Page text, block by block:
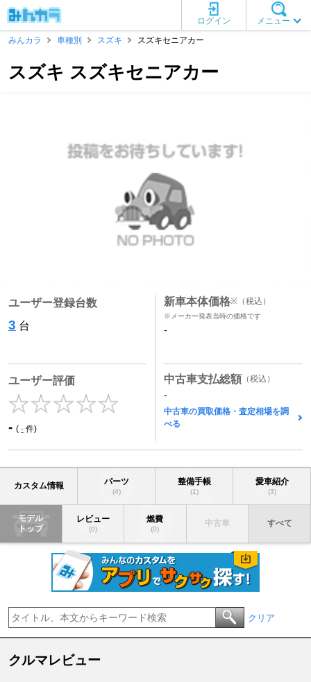
メニュー
ログイン
みんカラ
車種別 スズキ スズキセニアカー
スズキ スズキセニアカー
ユーザー登録台数
3 台
ユーザー評価
- ( - 件)
新車本体価格※ （税込）
※メーカー発表当時の価格です
-
中古車支払総額 （税込）
-
中古車の買取価格・査定相場を調
べる
カスタム情報 パーツ
(4)
整備手帳
(1)
愛車紹介
(3)
モデル
トップ
レビュー
(0)
燃費
(0)
中古車 すべて
クリア
クルマレビュー